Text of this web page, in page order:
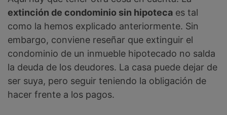
extinción de condominio sin hipoteca es tal
como la hemos explicado anteriormente. Sin
embargo, conviene reseñar que extinguir el
condominio de un inmueble hipotecado no salda
la deuda de los deudores. La casa puede dejar de
ser suya, pero seguir teniendo la obligación de
hacer frente a los pagos.